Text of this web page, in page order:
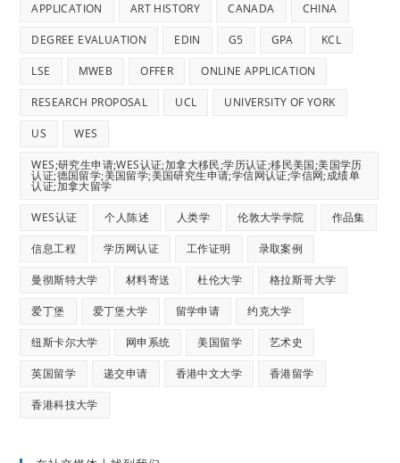
APPLICATION ART HISTORY CANADA CHINA
DEGREE EVALUATION EDIN G5 GPA KCL
LSE MWEB OFFER ONLINE APPLICATION
RESEARCH PROPOSAL UCL UNIVERSITY OF YORK
US WES
WES;研究生申请;WES认证;加拿大移民;学历认证;移民美国;美国学历
认证;德国留学;美国留学;美国研究生申请;学信网认证;学信网;成绩单
认证;加拿大留学
WES认证 个人陈述 人类学 伦敦大学学院 作品集
信息工程 学历网认证 工作证明 录取案例
曼彻斯特大学 材料寄送 杜伦大学 格拉斯哥大学
爱丁堡 爱丁堡大学 留学申请 约克大学
纽斯卡尔大学 网申系统 美国留学 艺术史
英国留学 递交申请 香港中文大学 香港留学
香港科技大学